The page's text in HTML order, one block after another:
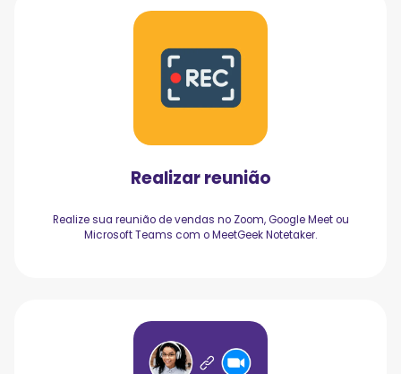
Realizar reunião
Realize sua reunião de vendas no Zoom, Google Meet ou
Microsoft Teams com o MeetGeek Notetaker.